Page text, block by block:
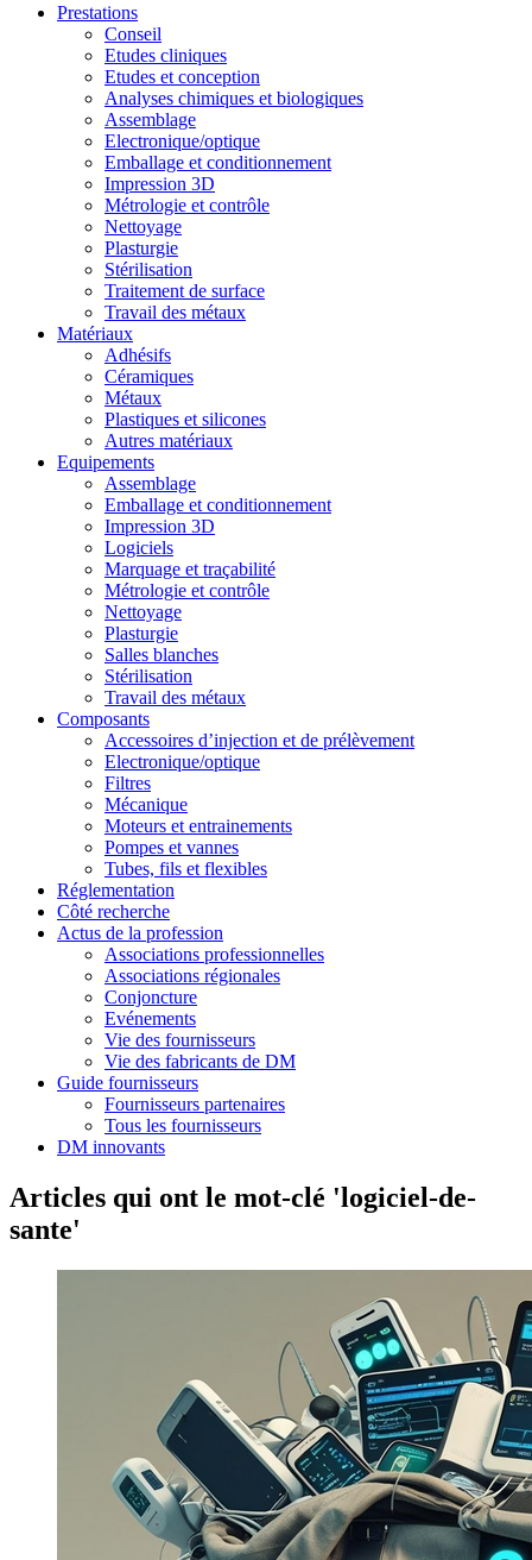
Prestations
Conseil
Etudes cliniques
Etudes et conception
Analyses chimiques et biologiques
Assemblage
Electronique/optique
Emballage et conditionnement
Impression 3D
Métrologie et contrôle
Nettoyage
Plasturgie
Stérilisation
Traitement de surface
Travail des métaux
Matériaux
Adhésifs
Céramiques
Métaux
Plastiques et silicones
Autres matériaux
Equipements
Assemblage
Emballage et conditionnement
Impression 3D
Logiciels
Marquage et traçabilité
Métrologie et contrôle
Nettoyage
Plasturgie
Salles blanches
Stérilisation
Travail des métaux
Composants
Accessoires d’injection et de prélèvement
Electronique/optique
Filtres
Mécanique
Moteurs et entrainements
Pompes et vannes
Tubes, fils et flexibles
Réglementation
Côté recherche
Actus de la profession
Associations professionnelles
Associations régionales
Conjoncture
Evénements
Vie des fournisseurs
Vie des fabricants de DM
Guide fournisseurs
Fournisseurs partenaires
Tous les fournisseurs
DM innovants
Articles qui ont le mot-clé 'logiciel-de-
sante'